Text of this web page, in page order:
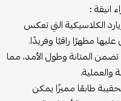
انيقة:
الكلاسيكية التي تعكس
مظهرًا راقيًا وفريدًا.
المتانة وطول الأمد، مما
والعملية.
طابعًا مميزًا يمكن